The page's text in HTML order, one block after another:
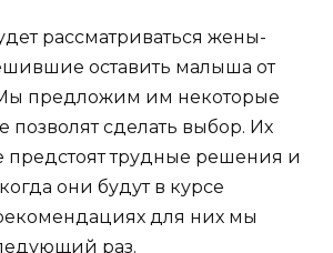
рассматриваться жены-
оставить малыша от
предложим им некоторые
позволят сделать выбор. Их
предстоят трудные решения и
они будут в курсе
для них мы
раз.